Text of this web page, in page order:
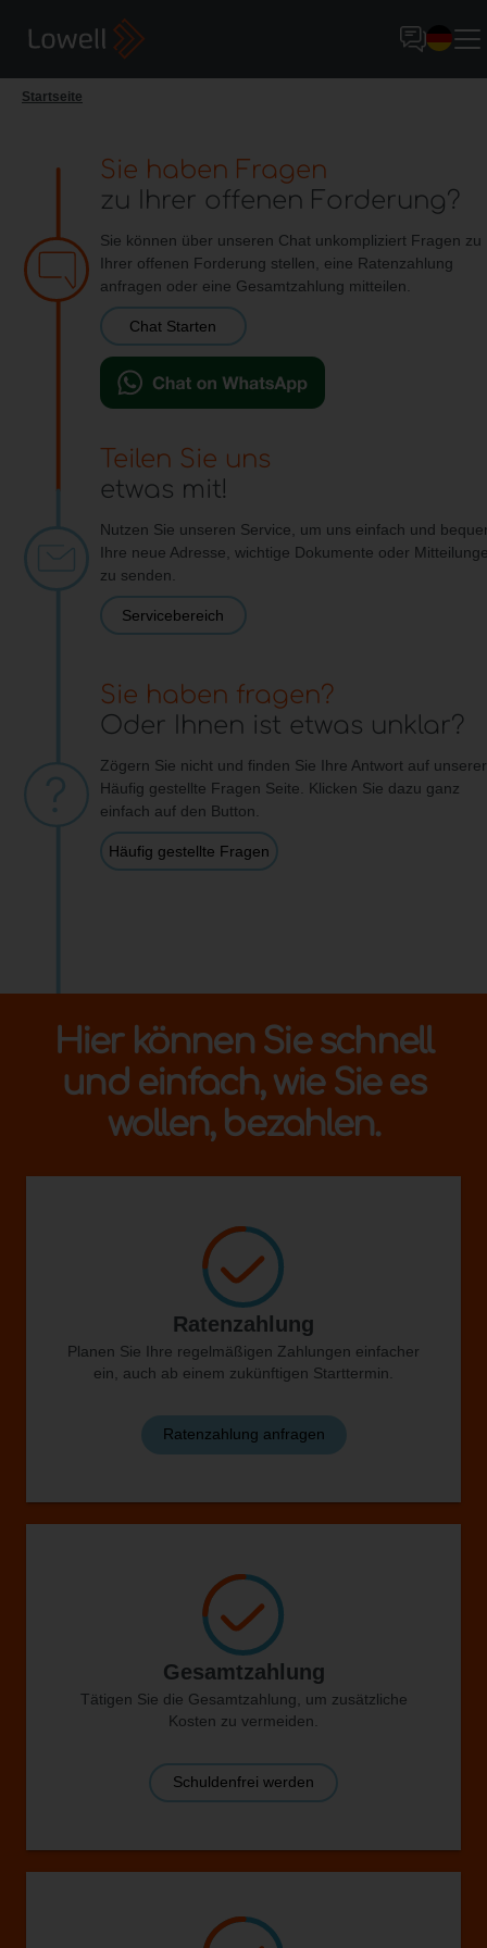
Startseite
Sie haben Fragen
zu Ihrer offenen Forderung?
Sie können über unseren Chat unkompliziert Fragen zu
Ihrer offenen Forderung stellen, eine Ratenzahlung
anfragen oder eine Gesamtzahlung mitteilen.
Chat Starten
Teilen Sie uns
etwas mit!
Nutzen Sie unseren Service, um uns einfach und
Ihre neue Adresse, wichtige Dokumente oder
zu senden.
Servicebereich
Sie haben fragen?
Oder Ihnen ist etwas unklar?
Zögern Sie nicht und finden Sie Ihre Antwort auf unserer
Häufig gestellte Fragen Seite. Klicken Sie dazu ganz
einfach auf den Button.
Häufig gestellte Fragen
Hier können Sie schnell
und einfach, wie Sie es
wollen, bezahlen.
Ratenzahlung
Planen Sie Ihre regelmäßigen Zahlungen einfacher
ein, auch ab einem zukünftigen Starttermin.
Ratenzahlung anfragen
Gesamtzahlung
Tätigen Sie die Gesamtzahlung, um zusätzliche
Kosten zu vermeiden.
Schuldenfrei werden